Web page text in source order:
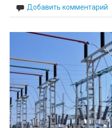
Добавить комментарий